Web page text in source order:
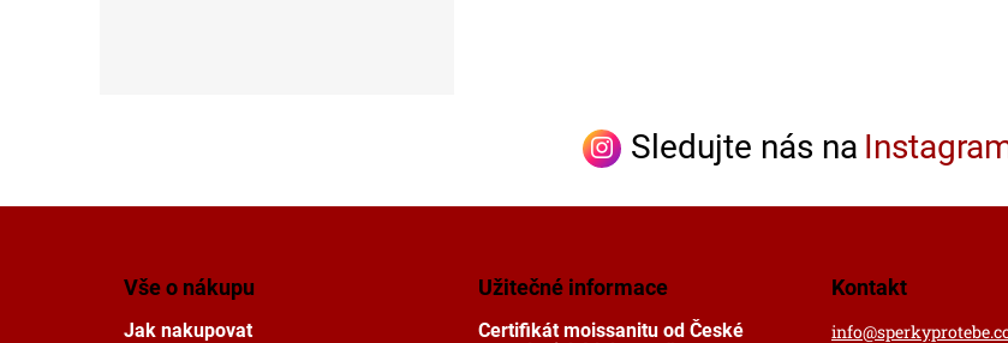
Sledujte nás na
Vše o nákupu
Jak nakupovat
Užitečné informace
Certifikát moissanitu od České
Kontakt
info@